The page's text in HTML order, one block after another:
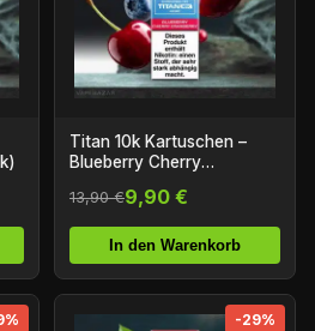
Titan 10k Kartuschen –
Blueberry Cherry
13,90 €9,90 €
In den Warenkorb
-29%